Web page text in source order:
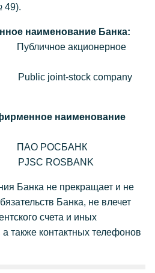
49).
наименование Банка:
акционерное
Public joint-stock company
наименование
ПАО РОСБАНК
PJSC ROSBANK
Банка не прекращает и не
Банка, не влечет
счета и иных
также контактных телефонов